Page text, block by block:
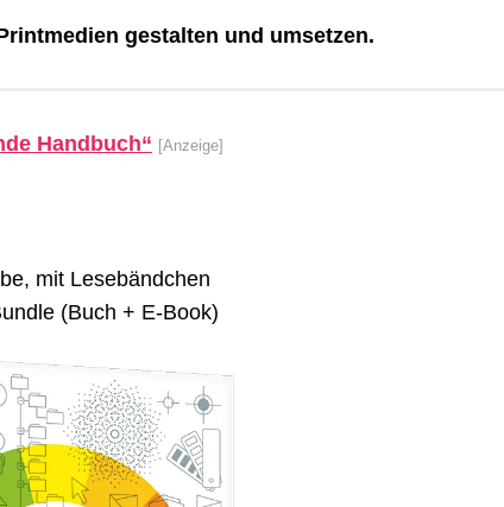
gestalten und umsetzen.
Handbuch“ [Anzeige]
mit Lesebändchen
(Buch + E-Book)